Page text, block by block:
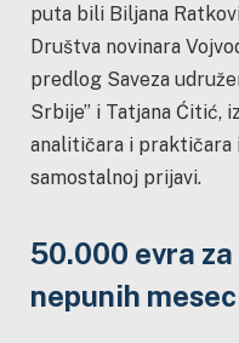
puta bili Biljana
Društva novinara
predlog Saveza
Srbije” i Tatjana Ćitić,
analitičara i praktičara
samostalnoj prijavi.
50.000 evra
nepunih